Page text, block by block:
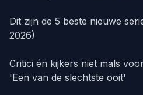
Dit zijn de 5 beste nieuwe
2026)
Critici én kijkers niet mals
'Een van de slechtste ooit'